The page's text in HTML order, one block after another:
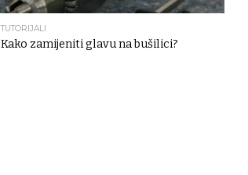
TUTORIJALI
Kako zamijeniti glavu na bušilici?